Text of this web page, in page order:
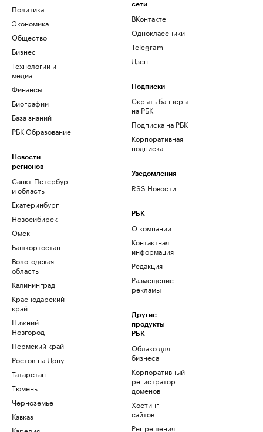
Политика
Экономика
Общество
Бизнес
Технологии и
медиа
Финансы
Биографии
База знаний
РБК Образование
Новости
регионов
Санкт-Петербург
и область
Екатеринбург
Новосибирск
Омск
Башкортостан
Вологодская
область
Калининград
Краснодарский
край
Нижний
Новгород
Пермский край
Ростов-на-Дону
Татарстан
Тюмень
Черноземье
Кавказ
сети
ВКонтакте
Одноклассники
Telegram
Дзен
Подписки
Скрыть баннеры
на РБК
Подписка на РБК
Корпоративная
подписка
Уведомления
RSS Новости
РБК
О компании
Контактная
информация
Редакция
Размещение
рекламы
Другие
продукты
РБК
Облако для
бизнеса
Корпоративный
регистратор
доменов
Хостинг
сайтов
Рег.решения